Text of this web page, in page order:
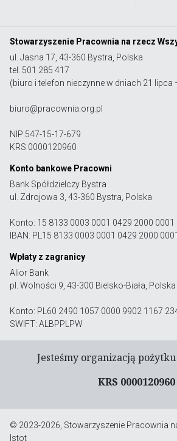
Stowarzyszenie Pracownia na rzecz
ul. Jasna 17, 43-360 Bystra, Polska
tel. 501 285 417
(biuro i telefon nieczynne w dniach 21 lipca
biuro@pracownia.org.pl
NIP 547-15-17-679
KRS 0000120960
Konto bankowe Pracowni
Bank Spółdzielczy Bystra
ul. Zdrojowa 3, 43-360 Bystra, Polska
Konto: 15 8133 0003 0001 0429 2000 0001
IBAN: PL15 8133 0003 0001 0429 2000 0001
Wpłaty z zagranicy
Alior Bank
pl. Wolności 9, 43-300 Bielsko-Biała, Polska
Konto: PL60 2490 1057 0000 9902 1167
SWIFT: ALBPPLPW
Jesteśmy organizacją
KRS 0000120960
© 2023-2026, Stowarzyszenie Pracownia
Istot